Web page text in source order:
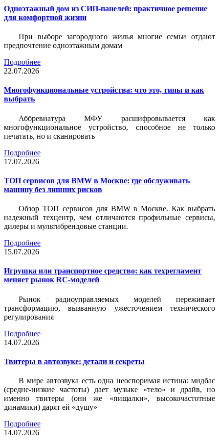
Одноэтажный дом из СИП-панелей: практичное решение
для комфортной жизни
При выборе загородного жилья многие семьи отдают
предпочтение одноэтажным домам
Подробнее
22.07.2026
Многофункциональные устройства: что это, типы и как
выбрать
Аббревиатура МФУ расшифровывается как
многофункциональное устройство, способное не только
печатать, но и сканировать
Подробнее
17.07.2026
ТОП сервисов для BMW в Москве: где обслуживать
машину без лишних рисков
Обзор ТОП сервисов для BMW в Москве. Как выбрать
надежный техцентр, чем отличаются профильные сервисы,
дилеры и мультибрендовые станции.
Подробнее
15.07.2026
Игрушка или транспортное средство: как техрегламент
меняет рынок RC-моделей
Рынок радиоуправляемых моделей переживает
трансформацию, вызванную ужесточением технического
регулирования
Подробнее
14.07.2026
Твитеры в автозвуке: детали и секреты
В мире автозвука есть одна неоспоримая истина: мидбас
(средне-низкие частоты) дает музыке «тело» и драйв, но
именно твитеры (они же «пищалки», высокочастотные
динамики) дарят ей «душу»
Подробнее
14.07.2026